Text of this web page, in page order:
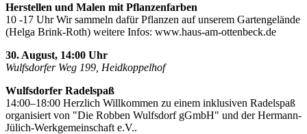
Herstellen und Malen mit Pflanzenfarben
10 -17 Uhr Wir sammeln dafür Pflanzen auf unserem Gartengelände
(Helga Brink-Roth) weitere Infos: www.haus-am-ottenbeck.de
30. August, 14:00 Uhr
Wulfsdorfer Weg 199, Heidkoppelhof
Wulfsdorfer Radelspaß
14:00–18:00 Herzlich Willkommen zu einem inklusiven Radelspaß
organisiert von "Die Robben Wulfsdorf gGmbH" und der Hermann-
Jülich-Werkgemeinschaft e.V..